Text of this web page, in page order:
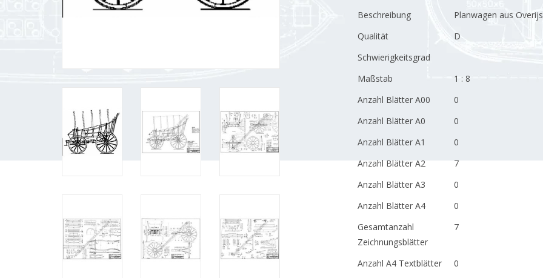
Beschreibung
Planwagen aus
Qualität
D
Schwierigkeitsgrad
Maßstab
1 : 8
Anzahl Blätter A00
0
Anzahl Blätter A0
0
Anzahl Blätter A1
0
Anzahl Blätter A2
7
Anzahl Blätter A3
0
Anzahl Blätter A4
0
Gesamtanzahl
Zeichnungsblätter
7
Anzahl A4 Textblätter
0